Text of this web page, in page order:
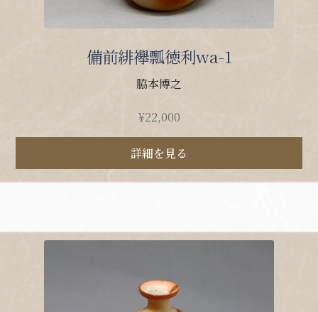
備前緋襷瓢徳利wa-1
脇本博之
¥22,000
詳細を見る